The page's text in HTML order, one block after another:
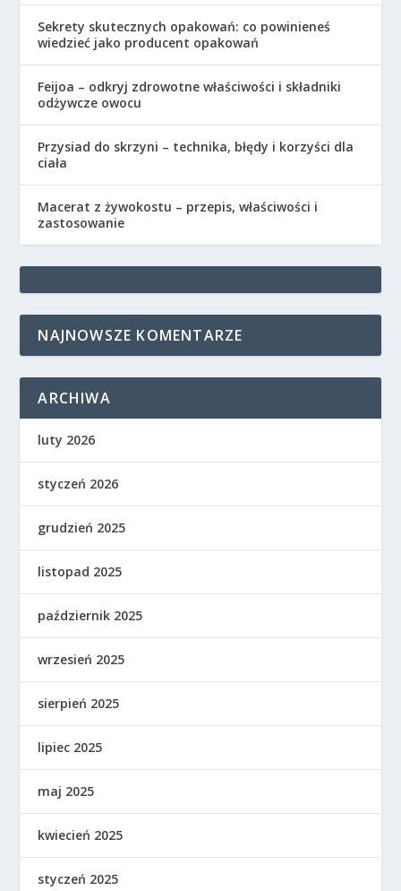
Sekrety skutecznych opakowań: co powinieneś
wiedzieć jako producent opakowań
Feijoa – odkryj zdrowotne właściwości i składniki
odżywcze owocu
Przysiad do skrzyni – technika, błędy i korzyści dla
ciała
Macerat z żywokostu – przepis, właściwości i
zastosowanie
NAJNOWSZE KOMENTARZE
ARCHIWA
luty 2026
styczeń 2026
grudzień 2025
listopad 2025
październik 2025
wrzesień 2025
sierpień 2025
lipiec 2025
maj 2025
kwiecień 2025
styczeń 2025